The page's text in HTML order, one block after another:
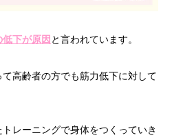
下が原因 と言われています。
高齢者の方でも筋力低下に対して
レーニングで身体をつくっていき